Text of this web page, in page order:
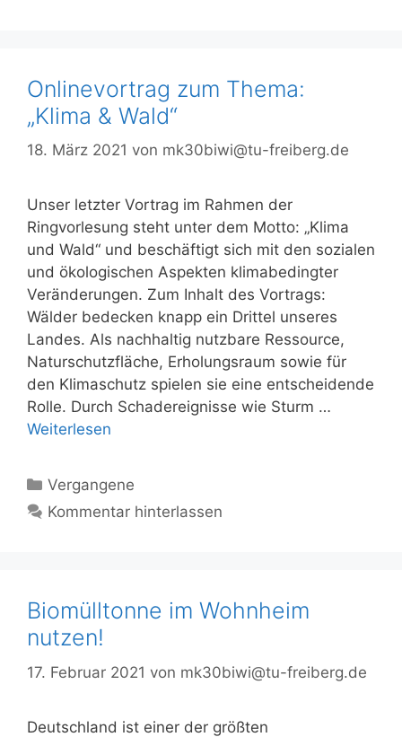
Onlinevortrag zum Thema:
„Klima & Wald“
18. März 2021 von mk30biwi@tu-freiberg.de
Unser letzter Vortrag im Rahmen der
Ringvorlesung steht unter dem Motto: „Klima
und Wald“ und beschäftigt sich mit den sozialen
und ökologischen Aspekten klimabedingter
Veränderungen. Zum Inhalt des Vortrags:
Wälder bedecken knapp ein Drittel unseres
Landes. Als nachhaltig nutzbare Ressource,
Naturschutzfläche, Erholungsraum sowie für
den Klimaschutz spielen sie eine entscheidende
Rolle. Durch Schadereignisse wie Sturm …
Weiterlesen
Kategorien
Vergangene
Kommentar hinterlassen
Biomülltonne im Wohnheim
nutzen!
17. Februar 2021 von mk30biwi@tu-freiberg.de
Deutschland ist einer der größten